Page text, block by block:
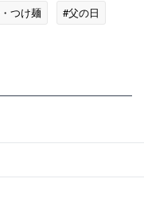
つけ麺
#父の日